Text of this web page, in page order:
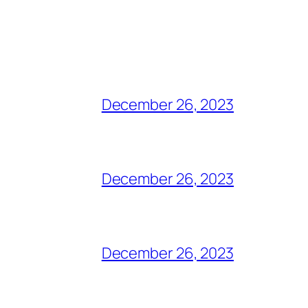
December 26, 2023
December 26, 2023
December 26, 2023